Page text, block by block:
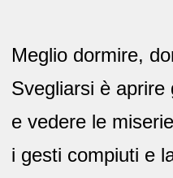
Meglio dormire,
Svegliarsi è aprire
e vedere le
i gesti compiuti e